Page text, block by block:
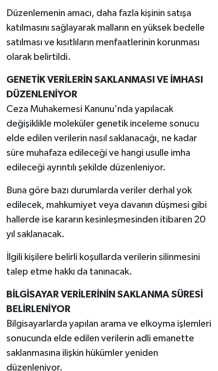
Düzenlemenin amacı, daha fazla kişinin satışa
katılmasını sağlayarak malların en yüksek bedelle
satılması ve kısıtlıların menfaatlerinin korunması
olarak belirtildi.
GENETİK VERİLERİN SAKLANMASI VE İMHASI
DÜZENLENİYOR
Ceza Muhakemesi Kanunu'nda yapılacak
değişiklikle moleküler genetik inceleme sonucu
elde edilen verilerin nasıl saklanacağı, ne kadar
süre muhafaza edileceği ve hangi usulle imha
edileceği ayrıntılı şekilde düzenleniyor.
Buna göre bazı durumlarda veriler derhal yok
edilecek, mahkumiyet veya davanın düşmesi gibi
hallerde ise kararın kesinleşmesinden itibaren 20
yıl saklanacak.
İlgili kişilere belirli koşullarda verilerin silinmesini
talep etme hakkı da tanınacak.
BİLGİSAYAR VERİLERİNİN SAKLANMA SÜRESİ
BELİRLENİYOR
Bilgisayarlarda yapılan arama ve elkoyma işlemleri
sonucunda elde edilen verilerin adli emanette
saklanmasına ilişkin hükümler yeniden
düzenleniyor.